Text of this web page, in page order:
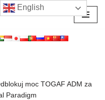
moc TOGAF ADM za
Paradigm
English